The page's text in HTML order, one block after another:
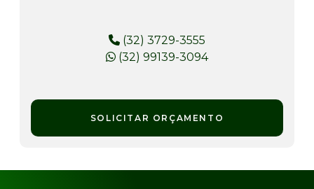
(32) 3729-3555
(32) 99139-3094
SOLICITAR ORÇAMENTO